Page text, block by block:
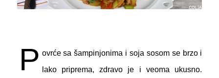
P ovrće sa šampinjonima i soja sosom se brzo i
lako priprema, zdravo je i veoma ukusno.